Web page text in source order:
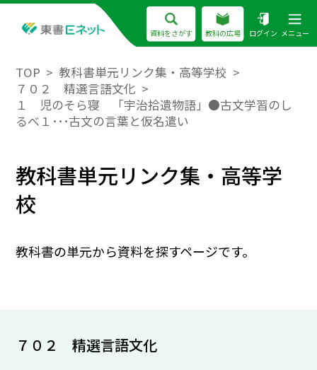
資料をさがす 教科の広場 ログイン メニュー
TOP
教科書単元リンク集・高等学校
７０２ 精選言語文化
１ 児のそら寝 「宇治拾遺物語」●古文学習のし
るべ１･･･古文の言葉と仮名遣い
教科書単元リンク集・高等学
校
教科書の単元から資料を探すページです。
７０２ 精選言語文化